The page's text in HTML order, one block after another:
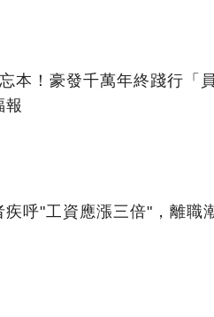
本！豪發千萬年終踐行「
報
呼"工資應漲三倍"，離職